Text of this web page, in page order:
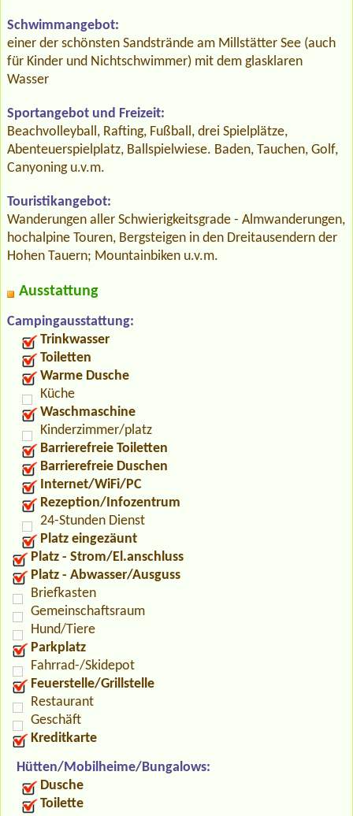
Schwimmangebot:
einer der schönsten Sandstrände am Millstätter See (auch
für Kinder und Nichtschwimmer) mit dem glasklaren
Wasser
Sportangebot und Freizeit:
Beachvolleyball, Rafting, Fußball, drei Spielplätze,
Abenteuerspielplatz, Ballspielwiese. Baden, Tauchen, Golf,
Canyoning u.v.m.
Touristikangebot:
Wanderungen aller Schwierigkeitsgrade - Almwanderungen,
hochalpine Touren, Bergsteigen in den Dreitausendern der
Hohen Tauern; Mountainbiken u.v.m.
Ausstattung
Campingausstattung:
Trinkwasser
Toiletten
Warme Dusche
Küche
Waschmaschine
Kinderzimmer/platz
Barrierefreie Toiletten
Barrierefreie Duschen
Internet/WiFi/PC
Rezeption/Infozentrum
24-Stunden Dienst
Platz eingezäunt
Platz - Strom/El.anschluss
Platz - Abwasser/Ausguss
Briefkasten
Gemeinschaftsraum
Hund/Tiere
Parkplatz
Fahrrad-/Skidepot
Feuerstelle/Grillstelle
Restaurant
Geschäft
Kreditkarte
Hütten/Mobilheime/Bungalows:
Dusche
Toilette